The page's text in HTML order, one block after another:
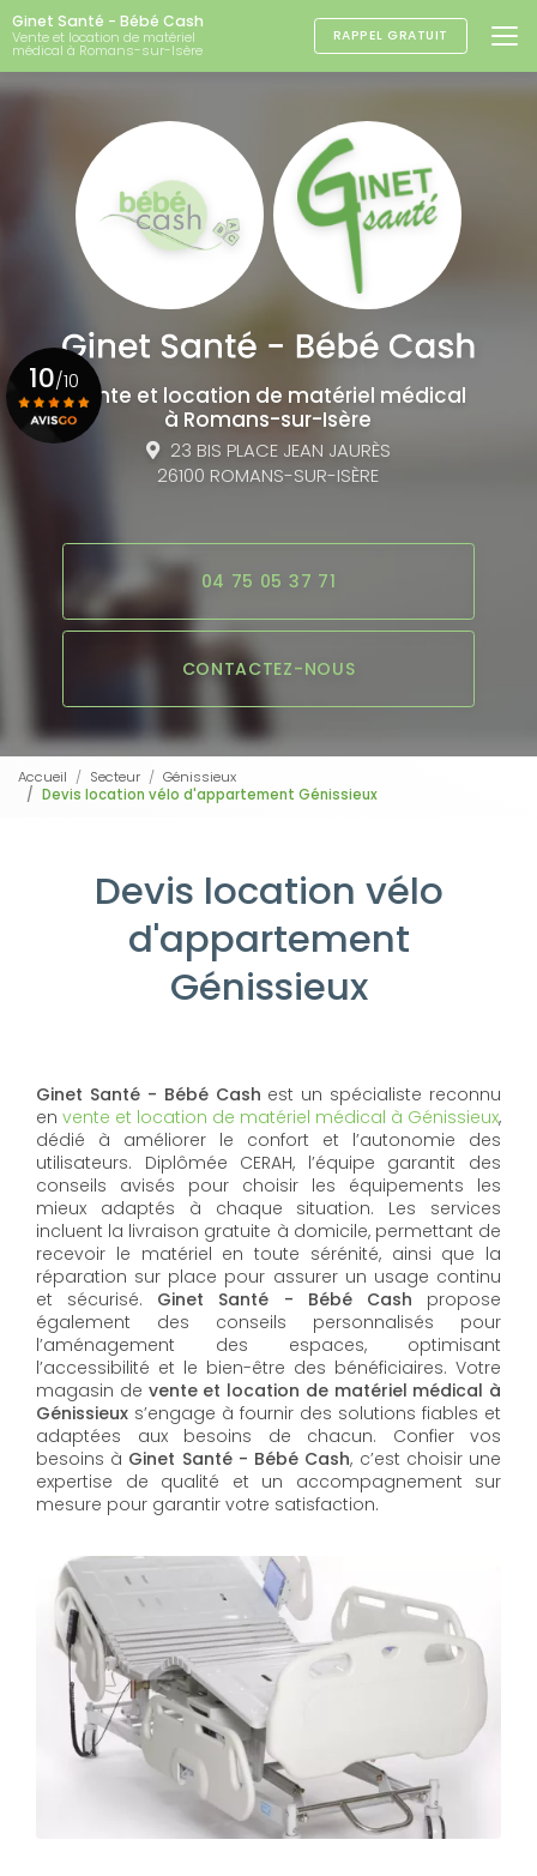
Aller
au
contenu
principal
Ginet Santé - Bébé Cash
Vente et location de matériel
médical à Romans-sur-Isère
RAPPEL GRATUIT
Vente et location de matériel médical
à Romans-sur-Isère
23 BIS PLACE JEAN JAURÈS
26100 ROMANS-SUR-ISÈRE
04 75 05 37 71
CONTACTEZ-NOUS
10/10
Accueil Secteur
Génissieux
Devis location vélo d'appartement Génissieux
Devis location vélo
d'appartement
Génissieux
Ginet Santé - Bébé Cash est un spécialiste reconnu
en vente et location de matériel médical à Génissieux,
dédié à améliorer le confort et l’autonomie des
utilisateurs. Diplômée CERAH, l’équipe garantit des
conseils avisés pour choisir les équipements les
mieux adaptés à chaque situation. Les services
incluent la livraison gratuite à domicile, permettant de
recevoir le matériel en toute sérénité, ainsi que la
réparation sur place pour assurer un usage continu
et sécurisé. Ginet Santé - Bébé Cash propose
également des conseils personnalisés pour
l’aménagement des espaces, optimisant
l’accessibilité et le bien-être des bénéficiaires. Votre
magasin de vente et location de matériel médical à
Génissieux s’engage à fournir des solutions fiables et
adaptées aux besoins de chacun. Confier vos
besoins à Ginet Santé - Bébé Cash, c’est choisir une
expertise de qualité et un accompagnement sur
mesure pour garantir votre satisfaction.